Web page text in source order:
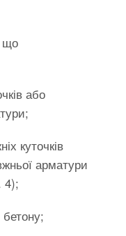
що
або
куточків
арматури
4);